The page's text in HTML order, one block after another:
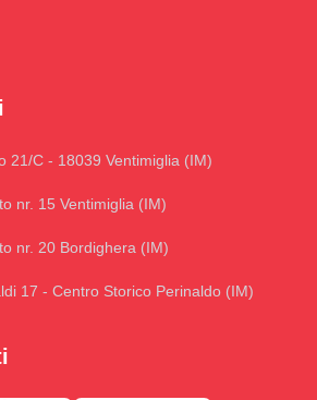
21/C - 18039 Ventimiglia (IM)
nr. 15 Ventimiglia (IM)
nr. 20 Bordighera (IM)
17 - Centro Storico Perinaldo (IM)